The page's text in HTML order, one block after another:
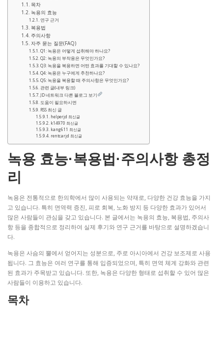
목차
녹용의 효능
연구 근거
복용법
주의사항
자주 묻는 질문(FAQ)
Q1: 녹용은 어떻게 섭취해야 하나요?
Q2: 녹용의 부작용은 무엇인가요?
Q3: 녹용을 복용하면 어떤 효과를 기대할 수 있나요?
Q4: 녹용은 누구에게 추천하나요?
Q5: 녹용을 복용할 때 주의사항은 무엇인가요?
관련 글(내부 링크)
JD 네트워크 다른 블로그 보기
도움이 필요하시면
RSS 최신 글
helperjd 최신글
k14970 최신글
kang611 최신글
rentcarjd 최신글
녹용 효능·복용법·주의사항 총정
리
녹용은 전통적으로 한의학에서 많이 사용되는 약재로, 다양한 건강 효능을 가지
고 있습니다. 특히 면역력 증진, 피로 회복, 노화 방지 등 다양한 효과가 있어서
많은 사람들이 관심을 갖고 있습니다. 본 글에서는 녹용의 효능, 복용법, 주의사
항 등을 종합적으로 정리하여 실제 후기와 연구 근거를 바탕으로 설명하겠습니
다.
녹용은 사슴의 뿔에서 얻어지는 성분으로, 주로 아시아에서 건강 보조제로 사용
됩니다. 그 효능은 여러 연구를 통해 입증되었으며, 특히 면역 체계 강화와 관련
된 효과가 주목받고 있습니다. 또한, 녹용은 다양한 형태로 섭취할 수 있어 많은
사람들이 이용하고 있습니다.
목차